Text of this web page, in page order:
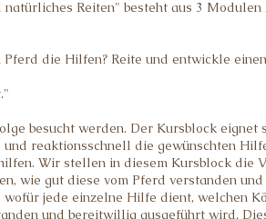
Reiten" besteht aus 3 Modulen
die Hilfen? Reite und entwickle
besucht werden. Der Kursblock
reaktionsschnell die gewünschten
Wir stellen in diesem Kursblock die
wie gut diese vom Pferd verstanden
jede einzelne Hilfe dient, welchen
und bereitwillig ausgeführt wird.